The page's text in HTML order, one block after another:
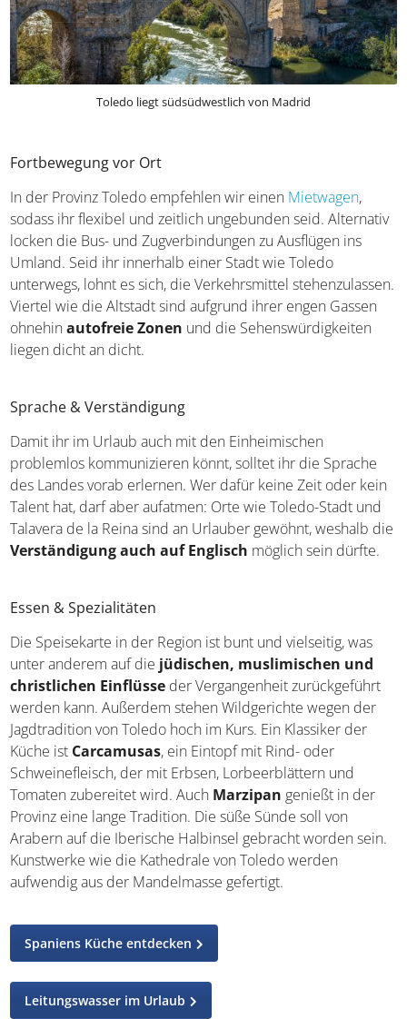
Toledo liegt südsüdwestlich von Madrid
Fortbewegung vor Ort
In der Provinz Toledo empfehlen wir einen Mietwagen
sodass ihr flexibel und zeitlich ungebunden seid.
Alternativ locken die Bus- und Zugverbindungen zu
Ausflügen ins Umland. Seid ihr innerhalb einer Stadt wie
Toledo unterwegs, lohnt es sich, die Verkehrsmittel
Sehenswürdigkeiten liegen dicht an dicht.
Sprache & Verständigung
Damit ihr im Urlaub auch mit den Einheimischen
problemlos kommunizieren könnt, solltet ihr die Sprache
des Landes vorab erlernen. Wer dafür keine Zeit oder
weshalb dieVerständigung auch auf Englisch
möglich sein dürfte.
Essen & Spezialitäten
Die Speisekarte in der Region ist bunt und vielseitig, was
unter anderem auf diejüdischen, muslimischen und
christlichen Einflüsseder Vergangenheit zurückgeführt
werden kann. Außerdem stehen Wildgerichte wegen der
Jagdtradition von Toledo hoch im Kurs. Ein Klassiker der
Küche istCarcamusas, ein Eintopf mit Rind- oder
Schweinefleisch, der mit Erbsen, Lorbeerblättern und
Tomaten zubereitet wird. AuchMarzipan
Arabern auf die Iberische Halbinsel gebracht worden
sein. Kunstwerke wie die Kathedrale von Toledo werden
aufwendig aus der Mandelmasse gefertigt.